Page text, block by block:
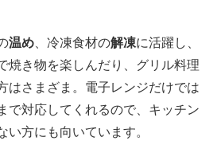
温め 、冷凍食材の解凍に活躍し、
焼き物を楽しんだり、グリル料理
はさまざま。電子レンジだけでは
で対応してくれるので、キッチン
い方にも向いています。